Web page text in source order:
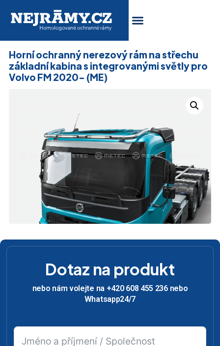
Horní ochranný nerezový rám na střechu
základní kabina s integrovanými světly pro
Volvo FM 2020- (ME)
Dotaz na produkt
nebo nám volejte na +420 608 455 236 nebo
Whatsapp24/7